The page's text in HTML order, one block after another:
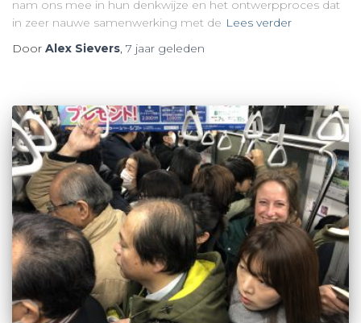
nam ons mee in hun denkwijze en het ontwerpproces dat
in zeer nauwe samenwerking met de Lees verder
Door Alex Sievers 7 jaar geleden